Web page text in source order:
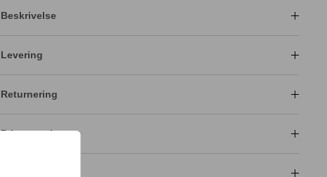
Beskrivelse
Levering
Returnering
Prisgaranti